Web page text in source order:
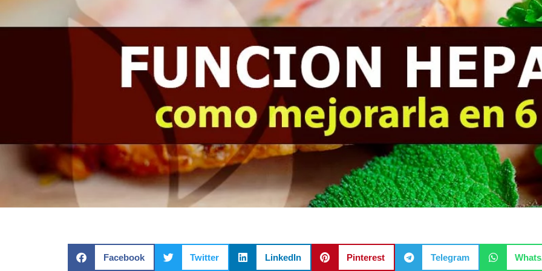
Facebook Twitter LinkedIn Pinterest Telegram